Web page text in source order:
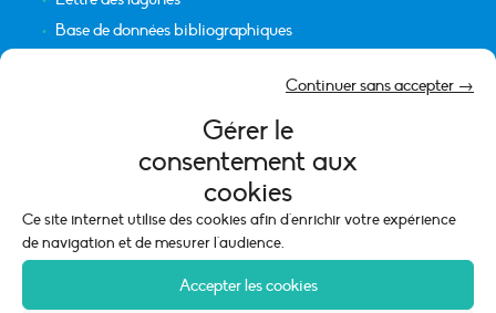
Gérer le
consentement aux
cookies
Ce site internet utilise des cookies afin d'enrichir votre expérience
de navigation et de mesurer l'audience.
Accepter les cookies
Continuer sans accepter →
Base de données bibliographiques
Mentions légales
Politique de cookies (UE)